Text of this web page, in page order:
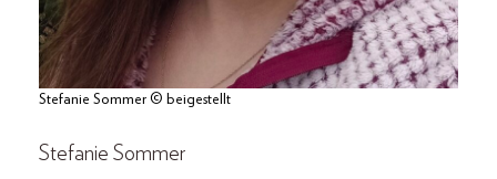
Stefanie Sommer © beigestellt
Stefanie Sommer